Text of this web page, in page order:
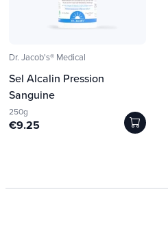
Dr. Jacob's® Medical
Sel Alcalin Pression
Sanguine
250g
€9.25